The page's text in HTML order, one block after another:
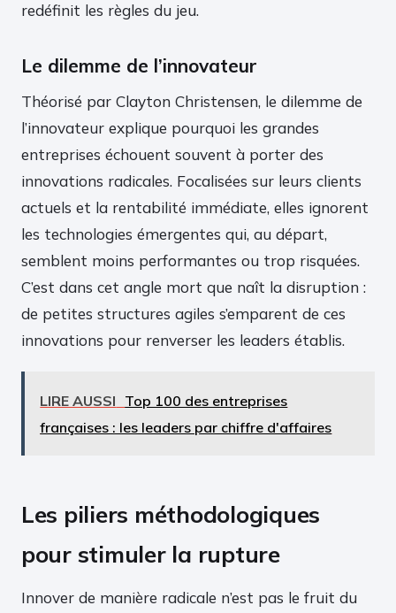
redéfinit les règles du jeu.
Le dilemme de l’innovateur
Théorisé par Clayton Christensen, le dilemme de
l’innovateur explique pourquoi les grandes
entreprises échouent souvent à porter des
innovations radicales. Focalisées sur leurs clients
actuels et la rentabilité immédiate, elles ignorent
les technologies émergentes qui, au départ,
semblent moins performantes ou trop risquées.
C’est dans cet angle mort que naît la disruption :
de petites structures agiles s’emparent de ces
innovations pour renverser les leaders établis.
LIRE AUSSI Top 100 des entreprises
françaises : les leaders par chiffre d'affaires
Les piliers méthodologiques
pour stimuler la rupture
Innover de manière radicale n’est pas le fruit du